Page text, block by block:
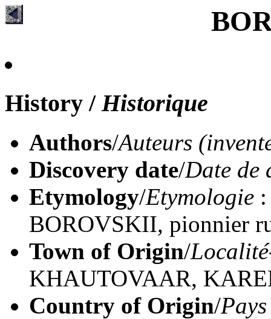
History /Historique
Authors/Auteurs
Discovery date/Date de
Etymology/Etymologie
BOROVSKII, pionnier
Town of Origin/
KHAUTOVAAR,
Country of Origin/Pays